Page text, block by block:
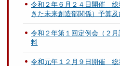
令和２年６月２４日開催 総
きた未来創造部関係）予算
令和２年第１回定例会（２
料
令和元年１２月９日開催 総